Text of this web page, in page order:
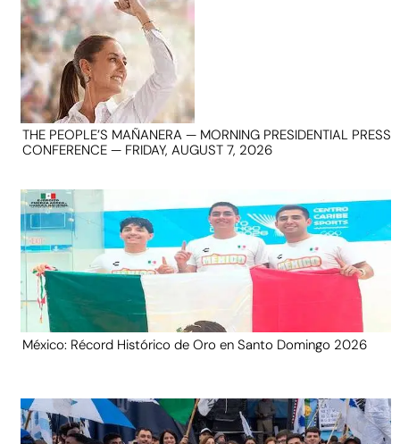
THE PEOPLE’S MAÑANERA — MORNING PRESIDENTIAL PRESS
CONFERENCE — FRIDAY, AUGUST 7, 2026
México: Récord Histórico de Oro en Santo Domingo 2026